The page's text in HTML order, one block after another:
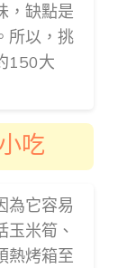
，缺點是
所以，挑
150大
吃
為它容易
玉米筍、
熱烤箱至